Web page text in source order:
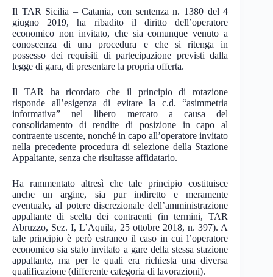
Il TAR Sicilia – Catania, con sentenza n. 1380 del 4
giugno 2019, ha ribadito il diritto dell’operatore
economico non invitato, che sia comunque venuto a
conoscenza di una procedura e che si ritenga in
possesso dei requisiti di partecipazione previsti dalla
legge di gara, di presentare la propria offerta.
Il TAR ha ricordato che il principio di rotazione
risponde all’esigenza di evitare la c.d. “asimmetria
informativa” nel libero mercato a causa del
consolidamento di rendite di posizione in capo al
contraente uscente, nonché in capo all’operatore invitato
nella precedente procedura di selezione della Stazione
Appaltante, senza che risultasse affidatario.
Ha rammentato altresì che tale principio costituisce
anche un argine, sia pur indiretto e meramente
eventuale, al potere discrezionale dell’amministrazione
appaltante di scelta dei contraenti (in termini, TAR
Abruzzo, Sez. I, L’Aquila, 25 ottobre 2018, n. 397). A
tale principio è però estraneo il caso in cui l’operatore
economico sia stato invitato a gare della stessa stazione
appaltante, ma per le quali era richiesta una diversa
qualificazione (differente categoria di lavorazioni).